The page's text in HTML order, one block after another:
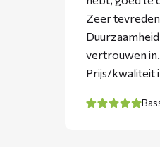
Zeer
vertrouwen in.
Prijs/kwaliteit